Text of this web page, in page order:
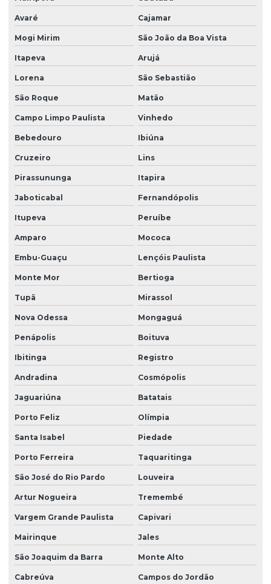
Firma de limpeza terceirizada
Lavadora de piso para galpão
Lavagem de vidros e fachadas
Limpeza e conservação terceirizada
Limpeza empresarial especializada
Limpeza empresarial terceirizada
Limpeza escritorio terceirizada
Limpeza de fachada comercial
Limpeza de fachada com hidrojateamento
Limpeza de fachada de loja
Limpeza fachada orçamento
Limpeza de fachada preço
Limpeza de fachada predial
Limpeza de fachadas
Limpeza de fachadas de prédios
Limpeza de fachadas de vidro
Limpeza e manutenção predial terceirizada
Limpeza pós obra
Limpeza pós obra valor
Limpeza predial terceirizada
Limpeza profissional em empresas
Limpeza profissional de piso
Avaré Cajamar
Mogi Mirim São João da Boa Vista
Itapeva Arujá
Lorena São Sebastião
São Roque Matão
Campo Limpo Paulista Vinhedo
Bebedouro Ibiúna
Cruzeiro Lins
Pirassununga Itapira
Jaboticabal Fernandópolis
Itupeva Peruíbe
Amparo Mococa
Embu-Guaçu Lençóis Paulista
Monte Mor Bertioga
Tupã Mirassol
Nova Odessa Mongaguá
Penápolis Boituva
Ibitinga Registro
Andradina Cosmópolis
Jaguariúna Batatais
Porto Feliz Olímpia
Santa Isabel Piedade
Porto Ferreira Taquaritinga
São José do Rio Pardo Louveira
Artur Nogueira Tremembé
Vargem Grande Paulista Capivari
Mairinque Jales
São Joaquim da Barra Monte Alto
Cabreúva Campos do Jordão